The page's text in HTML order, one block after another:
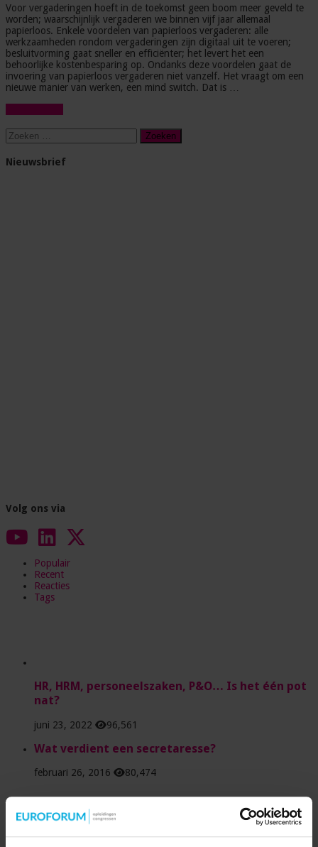
Voor vergaderingen hoeft in de toekomst geen boom meer geveld te
worden; waarschijnlijk vergaderen we binnen vijf jaar allemaal
papierloos. Enkele voordelen van papierloos vergaderen: alle
werkzaamheden rondom vergaderingen zijn digitaal uit te voeren;
besluitvorming gaat sneller en efficiënter; het levert het een
behoorlijke kostenbesparing op. Ondanks deze voordelen gaat de
invoering van papierloos vergaderen niet vanzelf. Het vraagt om een
nieuwe manier van werken, een mind switch. Dat is …
Zoeken
naar:
Nieuwsbrief
Volg ons via
Populair
Recent
Reacties
Tags
HR, HRM, personeelszaken, P&O… Is het één pot
nat?
juni 23, 2022 96,561
Wat verdient een secretaresse?
februari 26, 2016 80,474